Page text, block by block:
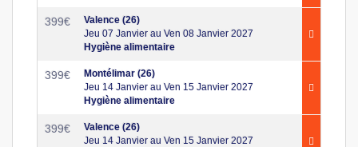
399€
Valence (26)
Jeu 07 Janvier au Ven 08 Janvier 2027
Hygiène alimentaire
399€
Montélimar (26)
Jeu 14 Janvier au Ven 15 Janvier 2027
Hygiène alimentaire
399€
Valence (26)
Jeu 14 Janvier au Ven 15 Janvier 2027